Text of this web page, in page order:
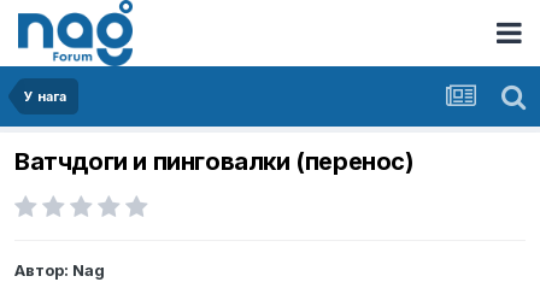
У нага
Ватчдоги и пинговалки (перенос)
Автор: Nag